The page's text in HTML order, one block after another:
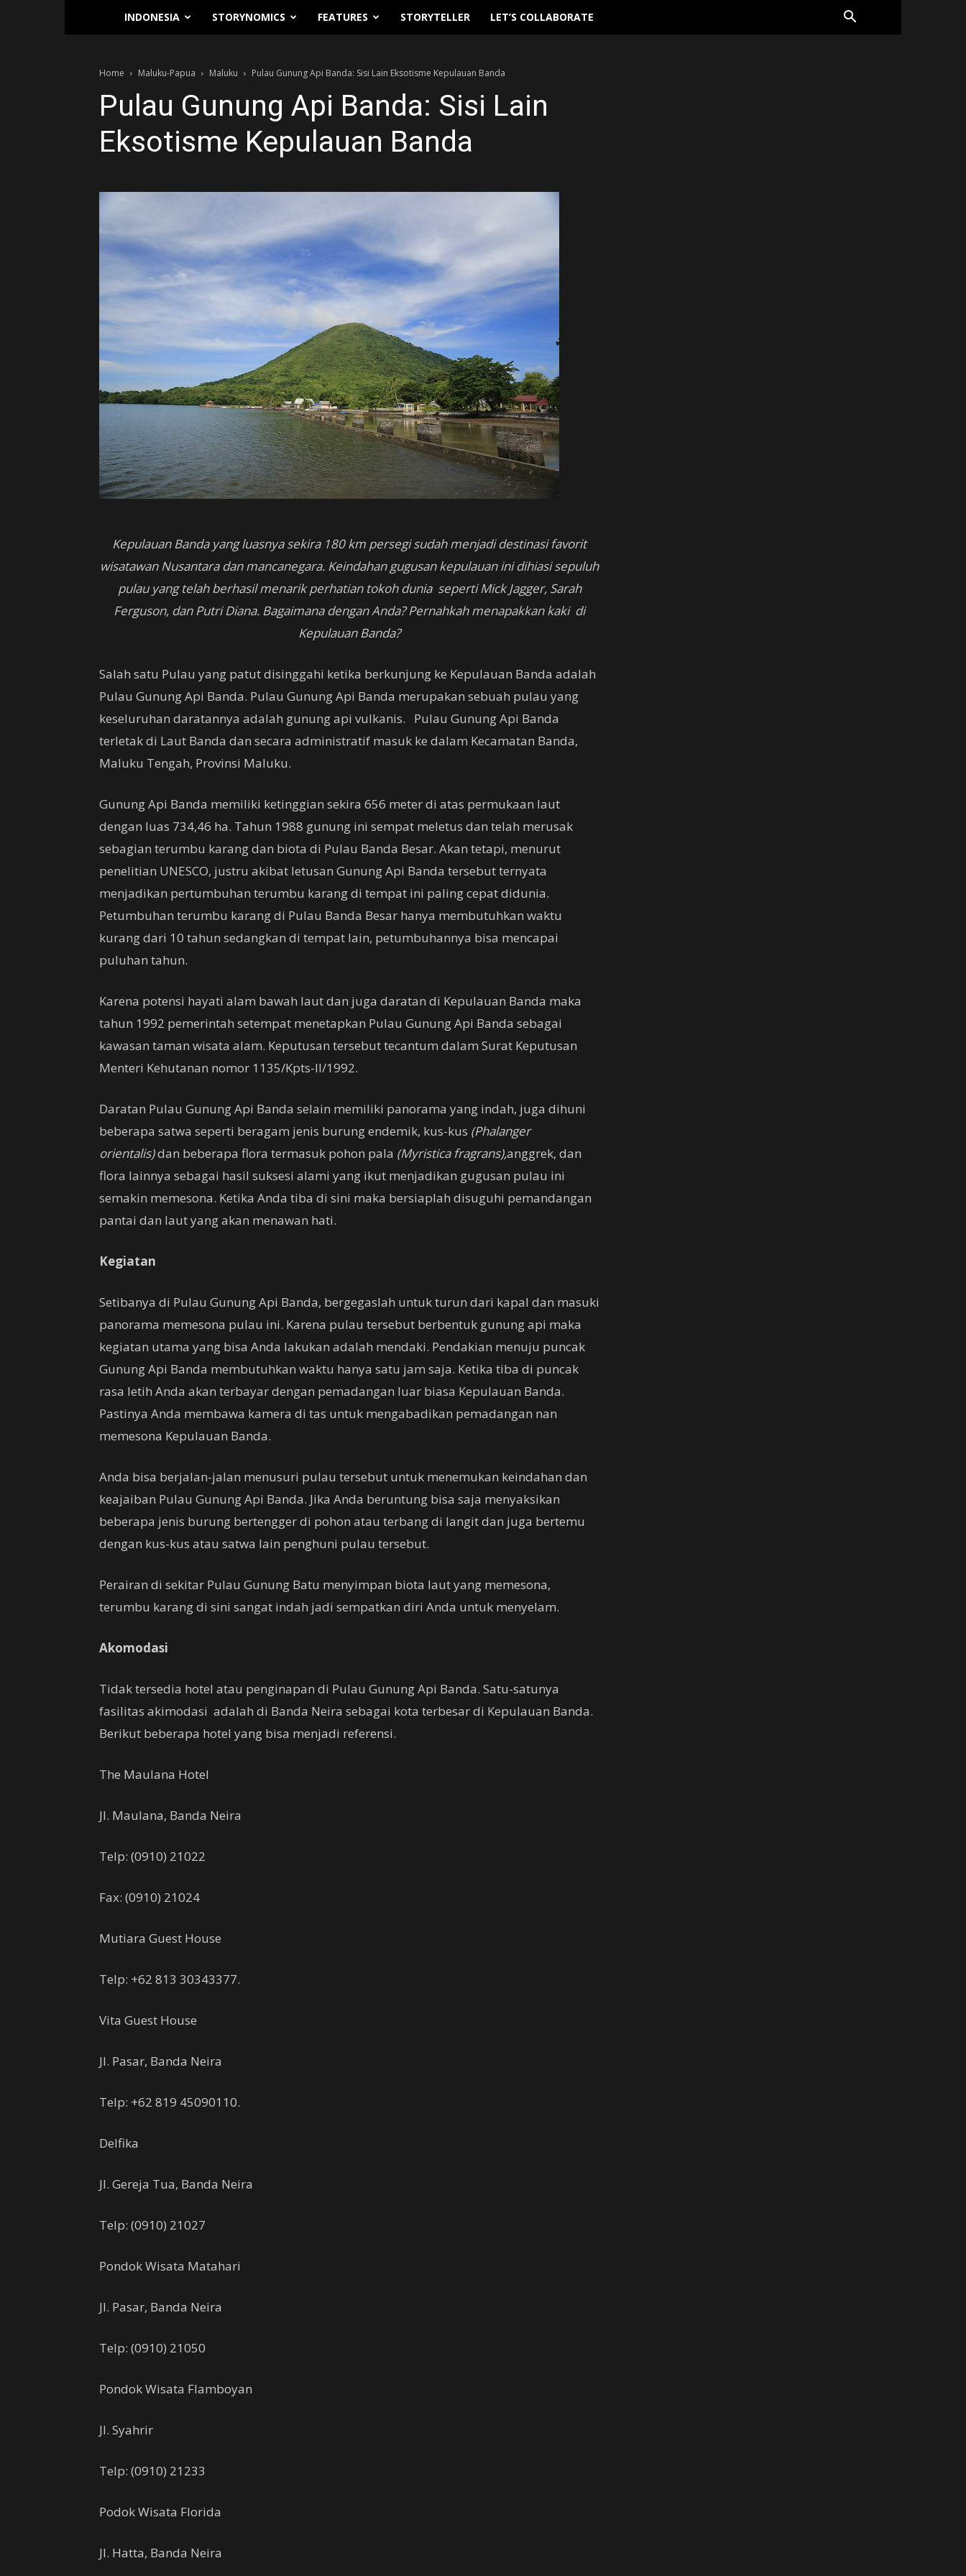
Traverse.id
INDONESIA STORYNOMICS FEATURES STORYTELLER LET’S COLLABORATE
Home Maluku-Papua Maluku Pulau Gunung Api Banda: Sisi Lain Eksotisme Kepulauan Banda
Pulau Gunung Api Banda: Sisi Lain
Eksotisme Kepulauan Banda
Kepulauan Banda yang luasnya sekira 180 km persegi sudah menjadi destinasi favorit
wisatawan Nusantara dan mancanegara. Keindahan gugusan kepulauan ini dihiasi sepuluh
pulau yang telah berhasil menarik perhatian tokoh dunia seperti Mick Jagger, Sarah
Ferguson, dan Putri Diana. Bagaimana dengan Anda? Pernahkah menapakkan kaki di
Kepulauan Banda?
Salah satu Pulau yang patut disinggahi ketika berkunjung ke Kepulauan Banda adalah
Pulau Gunung Api Banda. Pulau Gunung Api Banda merupakan sebuah pulau yang
keseluruhan daratannya adalah gunung api vulkanis. Pulau Gunung Api Banda
terletak di Laut Banda dan secara administratif masuk ke dalam Kecamatan Banda,
Maluku Tengah, Provinsi Maluku.
Gunung Api Banda memiliki ketinggian sekira 656 meter di atas permukaan laut
dengan luas 734,46 ha. Tahun 1988 gunung ini sempat meletus dan telah merusak
sebagian terumbu karang dan biota di Pulau Banda Besar. Akan tetapi, menurut
penelitian UNESCO, justru akibat letusan Gunung Api Banda tersebut ternyata
menjadikan pertumbuhan terumbu karang di tempat ini paling cepat didunia.
Petumbuhan terumbu karang di Pulau Banda Besar hanya membutuhkan waktu
kurang dari 10 tahun sedangkan di tempat lain, petumbuhannya bisa mencapai
puluhan tahun.
Karena potensi hayati alam bawah laut dan juga daratan di Kepulauan Banda maka
tahun 1992 pemerintah setempat menetapkan Pulau Gunung Api Banda sebagai
kawasan taman wisata alam. Keputusan tersebut tecantum dalam Surat Keputusan
Menteri Kehutanan nomor 1135/Kpts-II/1992.
Daratan Pulau Gunung Api Banda selain memiliki panorama yang indah, juga dihuni
beberapa satwa seperti beragam jenis burung endemik, kus-kus (Phalanger
orientalis)dan beberapa flora termasuk pohon pala (Myristica fragrans),anggrek, dan
flora lainnya sebagai hasil suksesi alami yang ikut menjadikan gugusan pulau ini
semakin memesona. Ketika Anda tiba di sini maka bersiaplah disuguhi pemandangan
pantai dan laut yang akan menawan hati.
Kegiatan
Setibanya di Pulau Gunung Api Banda, bergegaslah untuk turun dari kapal dan masuki
panorama memesona pulau ini. Karena pulau tersebut berbentuk gunung api maka
kegiatan utama yang bisa Anda lakukan adalah mendaki. Pendakian menuju puncak
Gunung Api Banda membutuhkan waktu hanya satu jam saja. Ketika tiba di puncak
rasa letih Anda akan terbayar dengan pemadangan luar biasa Kepulauan Banda.
Pastinya Anda membawa kamera di tas untuk mengabadikan pemadangan nan
memesona Kepulauan Banda.
Anda bisa berjalan-jalan menusuri pulau tersebut untuk menemukan keindahan dan
keajaiban Pulau Gunung Api Banda. Jika Anda beruntung bisa saja menyaksikan
beberapa jenis burung bertengger di pohon atau terbang di langit dan juga bertemu
dengan kus-kus atau satwa lain penghuni pulau tersebut.
Perairan di sekitar Pulau Gunung Batu menyimpan biota laut yang memesona,
terumbu karang di sini sangat indah jadi sempatkan diri Anda untuk menyelam.
Akomodasi
Tidak tersedia hotel atau penginapan di Pulau Gunung Api Banda. Satu-satunya
fasilitas akimodasi adalah di Banda Neira sebagai kota terbesar di Kepulauan Banda.
Berikut beberapa hotel yang bisa menjadi referensi.
The Maulana Hotel
Jl. Maulana, Banda Neira
Telp: (0910) 21022
Fax: (0910) 21024
Mutiara Guest House
Telp: +62 813 30343377.
Vita Guest House
Jl. Pasar, Banda Neira
Telp: +62 819 45090110.
Delfika
Jl. Gereja Tua, Banda Neira
Telp: (0910) 21027
Pondok Wisata Matahari
Jl. Pasar, Banda Neira
Telp: (0910) 21050
Pondok Wisata Flamboyan
Jl. Syahrir
Telp: (0910) 21233
Podok Wisata Florida
Jl. Hatta, Banda Neira